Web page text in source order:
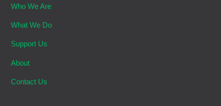
Who We Are
What We Do
Support Us
About
Contact Us